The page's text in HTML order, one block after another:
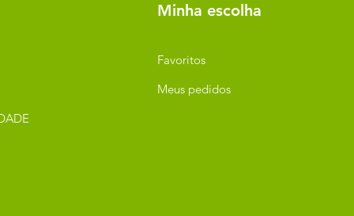
Minha escolha
Favoritos
Meus pedidos